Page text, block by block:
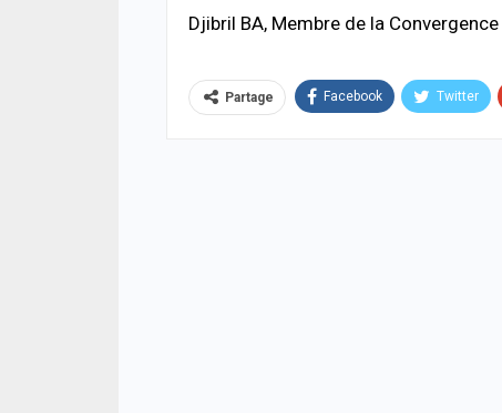
Djibril BA, Membre de la
Partage Facebook Twitter